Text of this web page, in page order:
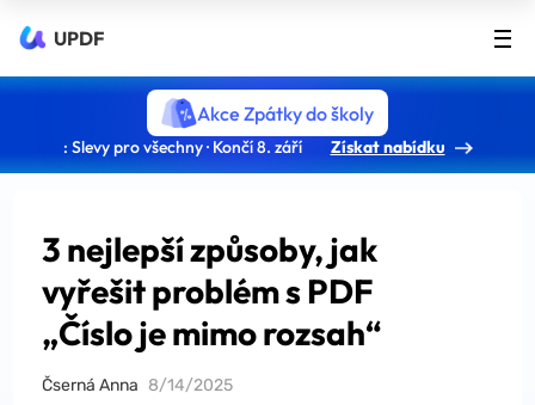
UPDF
Akce Zpátky do školy
: Slevy pro všechny · Končí 8. září Získat nabídku
3 nejlepší způsoby, jak
vyřešit problém s PDF
„Číslo je mimo rozsah“
Čserná Anna 8/14/2025